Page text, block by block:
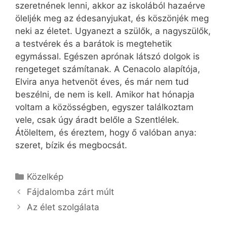
szeretnének lenni, akkor az iskolából hazaérve
öleljék meg az édesanyjukat, és köszönjék meg
neki az életet. Ugyanezt a szülők, a nagyszülők,
a testvérek és a barátok is megtehetik
egymással. Egészen aprónak látszó dolgok is
rengeteget számítanak. A Cenacolo alapítója,
Elvira anya hetvenöt éves, és már nem tud
beszélni, de nem is kell. Amikor hat hónapja
voltam a közösségben, egyszer találkoztam
vele, csak úgy áradt belőle a Szentlélek.
Átöleltem, és éreztem, hogy ő valóban anya:
szeret, bízik és megbocsát.
Kategória
Közelkép
Fájdalomba zárt múlt
Az élet szolgálata